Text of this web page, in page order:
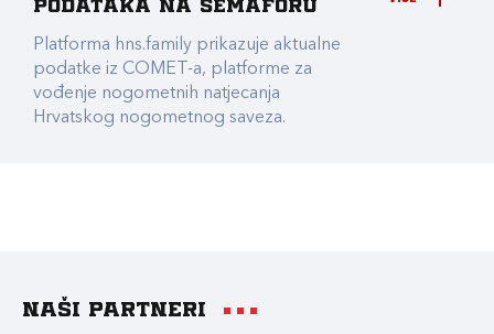
podataka na Semaforu
Platforma hns.family prikazuje aktualne
podatke iz COMET-a, platforme za
vođenje nogometnih natjecanja
Hrvatskog nogometnog saveza.
Naši partneri